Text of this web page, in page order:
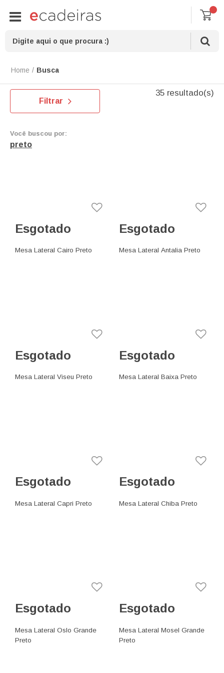
Busca
Filtrar
Você buscou por:
preto
35 resultado(s)
Esgotado
Mesa Lateral Cairo Preto
Esgotado
Mesa Lateral Antalia Preto
Esgotado
Mesa Lateral Viseu Preto
Esgotado
Mesa Lateral Baixa Preto
Esgotado
Mesa Lateral Capri Preto
Esgotado
Mesa Lateral Chiba Preto
Esgotado
Mesa Lateral Oslo Grande
Preto
Esgotado
Mesa Lateral Mosel Grande
Preto